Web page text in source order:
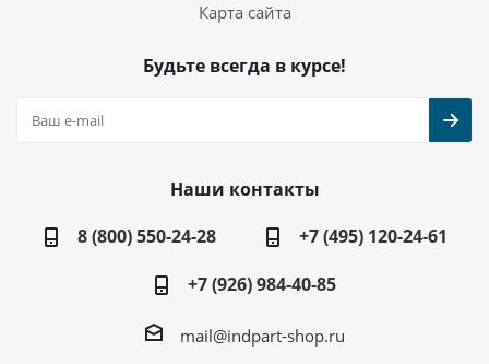
Карта сайта
Будьте всегда в курсе!
Наши контакты
8 (800) 550-24-28
+7 (495) 120-24-61
+7 (926) 984-40-85
mail@indpart-shop.ru